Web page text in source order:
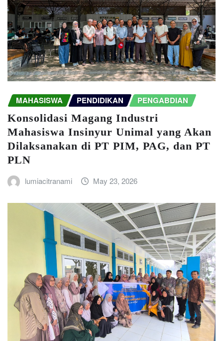
MAHASISWA PENDIDIKAN PENGABDIAN
Konsolidasi Magang Industri
Mahasiswa Insinyur Unimal yang Akan
Dilaksanakan di PT PIM, PAG, dan PT
PLN
lumiacitranami May 23, 2026